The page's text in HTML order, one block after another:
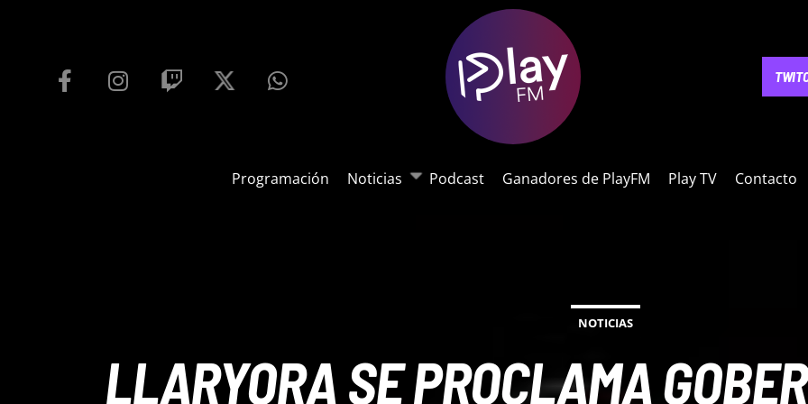
Programación Noticias Podcast Ganadores de PlayFM Play TV Contacto
NOTICIAS
NOTICIAS
LLARYORA SE PROCLAMA